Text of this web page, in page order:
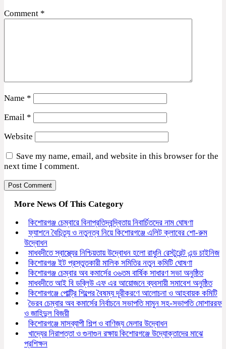
Comment *
Name *
Email *
Website
Save my name, email, and website in this browser for the
next time I comment.
More News Of This Category
কিশোরগঞ্জ চেম্বারে বিনাপ্রতিদ্বন্দ্বিতায় নিবার্চিতদের নাম ঘোষণা
ফ্যাশনে বৈচিত্র্য ও নতুনত্ব নিয়ে কিশোরগঞ্জে এলিট ক্লাবের শো-রুম
উদ্বোধন
মাধবদীতে স্বাস্থ্যের নিশ্চিয়তায় উদ্বোধন হলো রাধুনি রেস্টুরেন্ট এন্ড চাইনিজ
কিশোরগঞ্জ ইট প্রস্তুতকারী মালিক সমিতির নতুন কমিটি ঘোষণা
কিশোরগঞ্জ চেম্বার অব কমার্সের ৩৬তম বার্ষিক সাধারণ সভা অনুষ্ঠিত
মাধবদীতে আই বি ডব্লিউ এফ এর আয়োজনে ব্যবসায়ী সমাবেশ অনুষ্ঠিত
কিশোরগঞ্জে পোল্ট্রি শিল্পের বৈষম্য দূরীকরণে আলোচনা ও আহবায়ক কমিটি
ভৈরব চেম্বার অব কমার্সের নির্বাচনে সভাপতি মামুন সহ-সভাপতি মোশাররফ
ও জাহিদুল বিজয়ী
কিশোরগঞ্জে মাসব্যাপী শিল্প ও বাণিজ্য মেলার উদ্বোধন
খাদ্যের নিরাপত্তা ও গুনাগুন রক্ষায় কিশোরগঞ্জে উদ্যোক্তাদের মাঝে
প্রশিক্ষন